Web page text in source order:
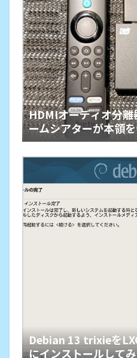
HDMIオーディオ分
ームシアターが本領
慄
Debian 13 trixieを
にインストールして